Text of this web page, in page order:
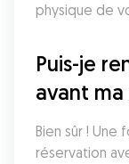
physique de
Puis-je
avant
Bien sûr !
réservation